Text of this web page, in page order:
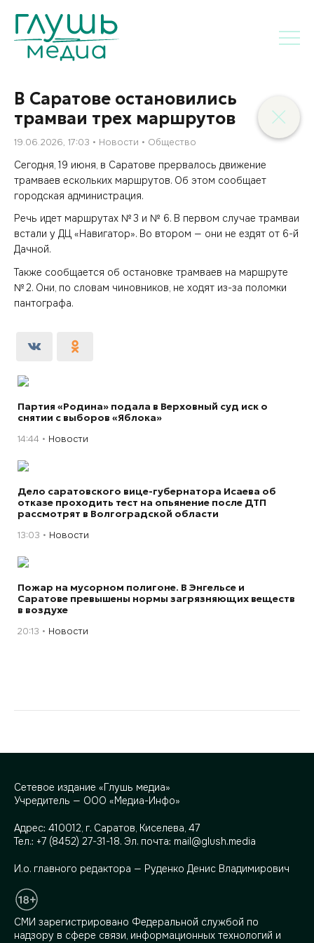
В Саратове остановились
трамваи трех маршрутов
19.06.2026, 17:03 Новости Общество
Сегодня, 19 июня, в Саратове прервалось движение
трамваев ескольких маршрутов. Об этом сообщает
городская администрация.
Речь идет маршрутах № 3 и № 6. В первом случае трамваи
встали у ДЦ «Навигатор». Во втором — они не ездят от 6-й
Дачной.
Также сообщается об остановке трамваев на маршруте
№ 2. Они, по словам чиновников, не ходят из-за поломки
пантографа.
Партия «Родина» подала в Верховный суд иск о
снятии с выборов «Яблока»
14:44 Новости
Дело саратовского вице-губернатора Исаева об
отказе проходить тест на опьянение после ДТП
рассмотрят в Волгоградской области
13:03 Новости
Пожар на мусорном полигоне. В Энгельсе и
Саратове превышены нормы загрязняющих веществ
в воздухе
20:13 Новости
Сетевое издание «Глушь медиа»
Учредитель — ООО «Медиа-Инфо»
Адрес: 410012, г. Саратов, Киселева, 47
Тел.: +7 (8452) 27-31-18. Эл. почта: mail@glush.media
И.о. главного редактора — Руденко Денис Владимирович
СМИ зарегистрировано Федеральной службой по
надзору в сфере связи, информационных технологий и